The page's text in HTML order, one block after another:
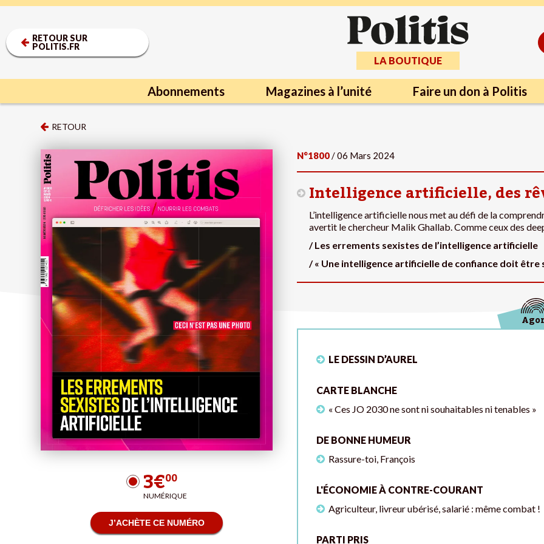
RETOUR SUR
POLITIS.FR
LA BOUTIQUE
Abonnements Magazines à l’unité Faire un don à Politis
RETOUR
3€00
NUMÉRIQUE
J’ACHÈTE CE NUMÉRO
N°1800/ 06 Mars 2024
Intelligence artificielle, des
L’intelligence artificielle nous met au défi de la
avertit le chercheur Malik Ghallab. Comme ceux des
/ Les errements sexistes de l’intelligence artificielle
/ « Une intelligence artificielle de confiance doit être
LE DESSIN D’AUREL
CARTE BLANCHE
« Ces JO 2030 ne sont ni souhaitables ni tenables »
DE BONNE HUMEUR
Rassure-toi, François
L'ÉCONOMIE À CONTRE-COURANT
Agriculteur, livreur ubérisé, salarié : même combat !
PARTI PRIS